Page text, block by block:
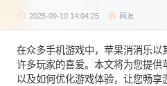
2025-09-10 14:04:25 网友
在众多手机游戏中，苹果消消乐以
许多玩家的喜爱。本文将为您提供
以及如何优化游戏体验，让您畅享